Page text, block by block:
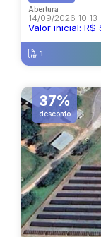
Abertura
14/09/2026 10:13
Valor inicial: R$
1
37%
desconto